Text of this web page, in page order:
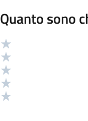
Quanto sono
Valutazione